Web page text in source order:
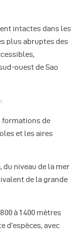
intactes dans les
plus abruptes des
ouest de Sao
de
et les aires
niveau de la mer
de la grande
à 1 400 mètres
d’espèces, avec